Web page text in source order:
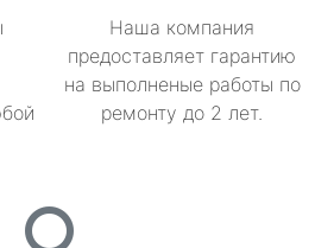
Наша компания
предоставляет гарантию
на выполненые работы по
ремонту до 2 лет.